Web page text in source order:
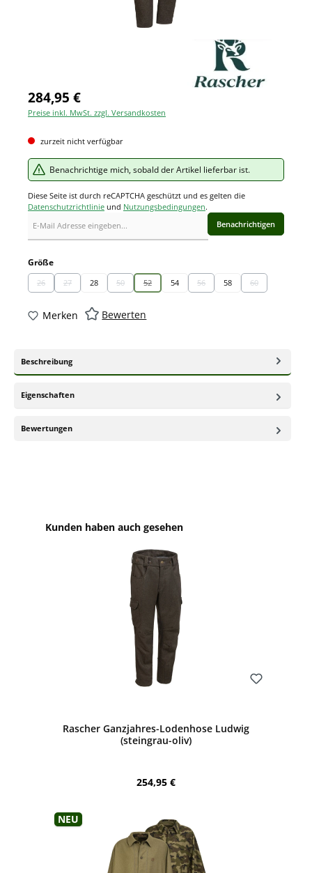
284,95 €
Preise inkl. MwSt. zzgl. Versandkosten
zurzeit nicht verfügbar
Benachrichtige mich, sobald der Artikel lieferbar ist.
Diese Seite ist durch reCAPTCHA geschützt und es gelten die
Datenschutzrichtlinie und Nutzungsbedingungen.
Benachrichtigen
Größeauswählen
26
(Diese Option ist zurzeit nicht verfügbar.)
27
(Diese Option ist zurzeit nicht verfügbar.)
28 50
(Diese Option ist zurzeit nicht verfügbar.)
52
(Diese Option ist zurzeit nicht verfügbar.)
54 56
(Diese Option ist zurzeit nicht
58 60
(Diese Option ist
Merken Bewerten
Beschreibung
Eigenschaften
Bewertungen
Produktgalerie überspringen
Kunden haben auch gesehen
Rascher Ganzjahres-Lodenhose Ludwig
(steingrau-oliv)
Regulärer Preis:
254,95 €
Neu